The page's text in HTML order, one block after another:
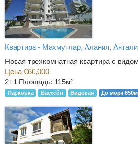
Квартира - Махмутлар, Алания,
Новая трехкомнатная квартира с
Цена €60,000
2+1 Площадь: 115м²
Парковка Бассейн Видовая До моря 650м